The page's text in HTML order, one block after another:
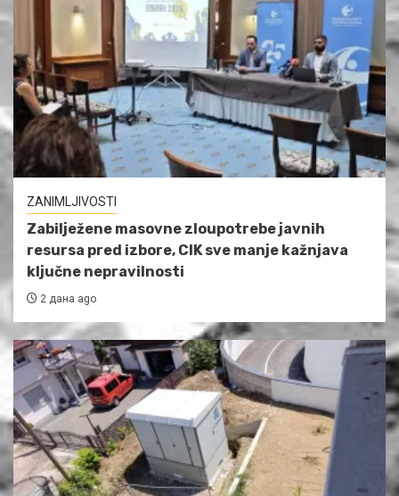
ZANIMLJIVOSTI
Zabilježene masovne zloupotrebe javnih
resursa pred izbore, CIK sve manje kažnjava
ključne nepravilnosti
2 дана ago